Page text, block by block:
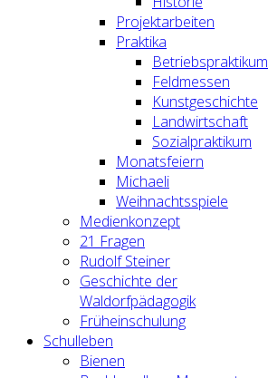
Projektarbeiten
Praktika
Betriebspraktikum
Feldmessen
Kunstgeschichte
Landwirtschaft
Sozialpraktikum
Monatsfeiern
Michaeli
Weihnachtsspiele
Medienkonzept
21 Fragen
Rudolf Steiner
Geschichte der
Waldorfpädagogik
Früheinschulung
Schulleben
Bienen